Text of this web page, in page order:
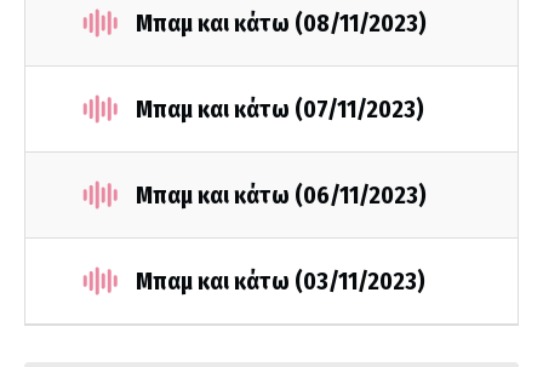
Μπαμ και κάτω (08/11/2023)
Μπαμ και κάτω (07/11/2023)
Μπαμ και κάτω (06/11/2023)
Μπαμ και κάτω (03/11/2023)